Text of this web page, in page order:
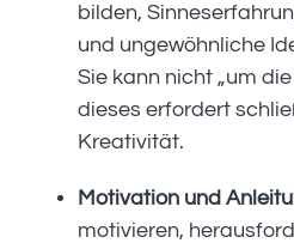
bilden,
und ungewöhnliche
Sie kann nicht „um
dieses erfordert
Kreativität.
Motivation und
motivieren,